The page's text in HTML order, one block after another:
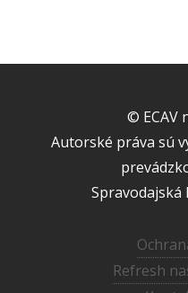
© ECAV
Autorské práva sú
Spravodajská
Refresh